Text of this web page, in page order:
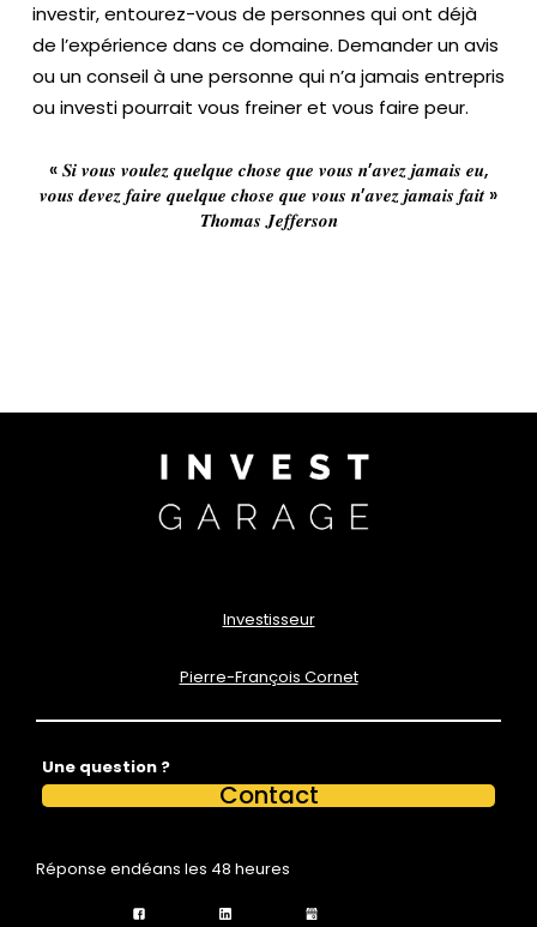
investir, entourez-vous de personnes qui ont déjà
de l’expérience dans ce domaine. Demander un avis
ou un conseil à une personne qui n’a jamais entrepris
ou investi pourrait vous freiner et vous faire peur.
« 𝑺𝒊 𝒗𝒐𝒖𝒔 𝒗𝒐𝒖𝒍𝒆𝒛 𝒒𝒖𝒆𝒍𝒒𝒖𝒆 𝒄𝒉𝒐𝒔𝒆 𝒒𝒖𝒆 𝒗𝒐𝒖𝒔 𝒏’𝒂𝒗𝒆𝒛 𝒋𝒂𝒎𝒂𝒊𝒔 𝒆𝒖,
𝒗𝒐𝒖𝒔 𝒅𝒆𝒗𝒆𝒛 𝒇𝒂𝒊𝒓𝒆 𝒒𝒖𝒆𝒍𝒒𝒖𝒆 𝒄𝒉𝒐𝒔𝒆 𝒒𝒖𝒆 𝒗𝒐𝒖𝒔 𝒏’𝒂𝒗𝒆𝒛 𝒋𝒂𝒎𝒂𝒊𝒔 𝒇𝒂𝒊𝒕 »
𝑻𝒉𝒐𝒎𝒂𝒔 𝑱𝒆𝒇𝒇𝒆𝒓𝒔𝒐𝒏
Investisseur
Pierre-François Cornet
Une question ?
Contact
Réponse endéans les 48 heures